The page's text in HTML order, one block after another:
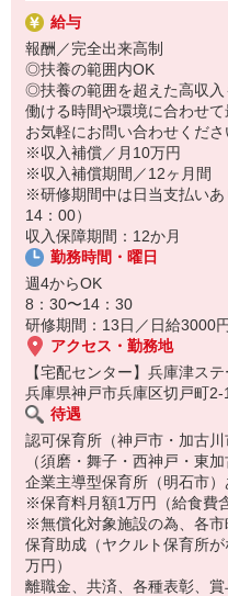
〜ヤクルトスタッフの1日〜
2児の母として仕事と家庭の両
実際のワークスタイルを、一
※時間は地域によって異なりま
8:10 保育所にお子さまをお預
8:20 宅配センターに到着、お
8:30 朝礼が終わったら出発
13:00 お届け修了、翌日準備、
14:30お仕事修了
保育所にお子さまを迎えに行
☆ココがPoint☆
・職場の近くに保育所（保育
り迎えの時間の心配がいりませ
・家事・夕食の支度なども余
給与
報酬／完全出来高制
◎扶養の範囲内OK
◎扶養の範囲を超えた高収入
働ける時間や環境に合わせて
お気軽にお問い合わせくださ
※収入補償／月10万円
※収入補償期間／12ヶ月間
※研修期間中は日当支払い
14：00）
収入保障期間：12か月
勤務時間・曜日
週4からOK
8：30〜14：30
研修期間：13日／日給3000円
アクセス・勤務地
【宅配センター】兵庫津ス
兵庫県神戸市兵庫区切戸町2-
待遇
認可保育所（神戸市・加古
（須磨・舞子・西神戸・東
企業主導型保育所（明石市
※保育料月額1万円（給食費
※無償化対象施設の為、各市
保育助成（ヤクルト保育所
万円）
離職金、共済、各種表彰、